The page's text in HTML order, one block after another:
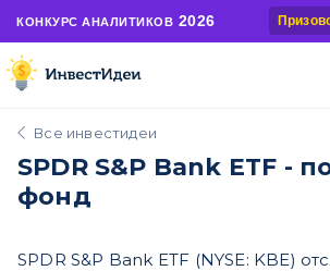
КОНКУРС АНАЛИТИКОВ 2026
Все инвестидеи
SPDR S&P Bank ETF -
фонд
SPDR S&P Bank ETF (NYSE: KBE)